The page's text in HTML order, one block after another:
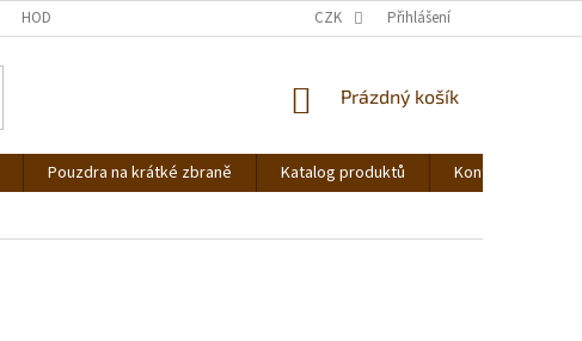
HODNOCENÍ OBCHODU OBCHODNÍ PODMÍNKY PODMÍNKY OCHRANY
CZK Přihlášení
NÁKUPNÍ
Prázdný košík
Pouzdra na krátké zbraně Katalog produktů Kontakt